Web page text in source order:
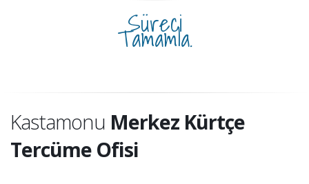
Süreci
Tamamla.
Kastamonu Merkez Kürtçe
Tercüme Ofisi